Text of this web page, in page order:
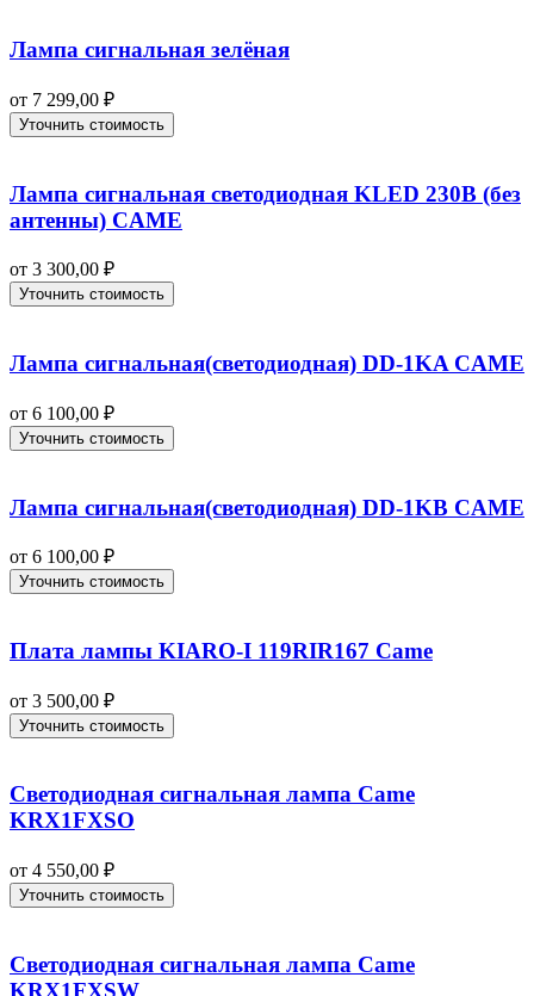
Лампа сигнальная зелёная
от 7 299,00 ₽
Уточнить стоимость
Лампа сигнальная светодиодная KLED 230В (без
антенны) CAME
от 3 300,00 ₽
Уточнить стоимость
Лампа сигнальная(светодиодная) DD-1KA CAME
от 6 100,00 ₽
Уточнить стоимость
Лампа сигнальная(светодиодная) DD-1KB CAME
от 6 100,00 ₽
Уточнить стоимость
Плата лампы KIARO-I 119RIR167 Came
от 3 500,00 ₽
Уточнить стоимость
Светодиодная сигнальная лампа Came
KRX1FXSO
от 4 550,00 ₽
Уточнить стоимость
Светодиодная сигнальная лампа Came
KRX1FXSW